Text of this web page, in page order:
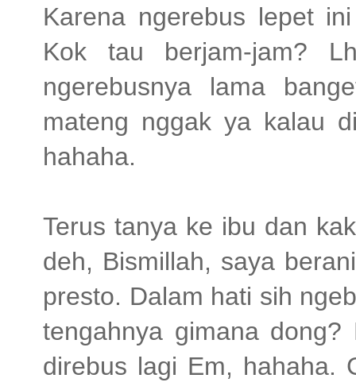
Karena ngerebus lepet
Kok tau berjam-jam?
ngerebusnya lama
mateng nggak ya kalau
hahaha.
Terus tanya ke ibu dan
deh, Bismillah, saya
presto. Dalam hati sih
tengahnya gimana
direbus lagi Em, hahaha.